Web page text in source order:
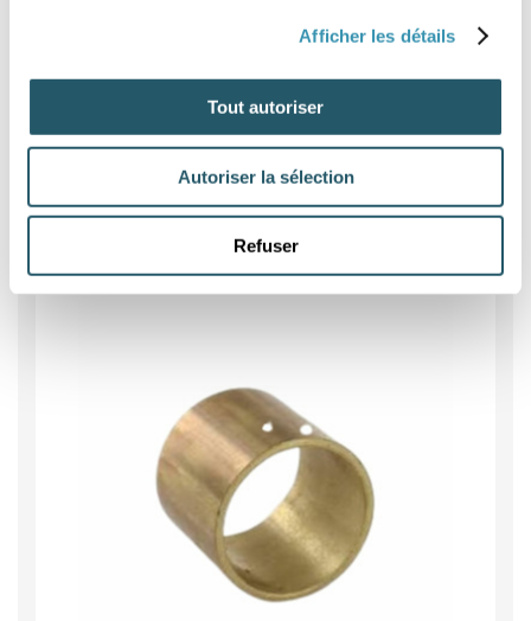
Afficher les détails
Tout autoriser
Autoriser la sélection
Refuser
Paliers